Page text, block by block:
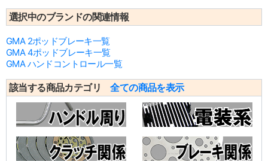
選択中のブランドの関連情報
GMA 2ポッドブレーキ一覧
GMA 4ポッドブレーキ一覧
GMA ハンドコントロール一覧
該当する商品カテゴリ全ての商品を表示